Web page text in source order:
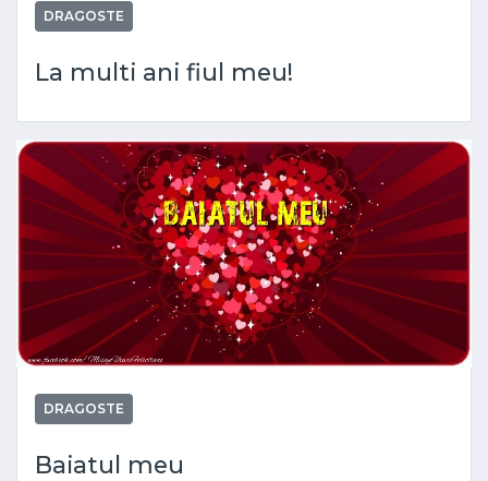
DRAGOSTE
La multi ani fiul meu!
DRAGOSTE
Baiatul meu